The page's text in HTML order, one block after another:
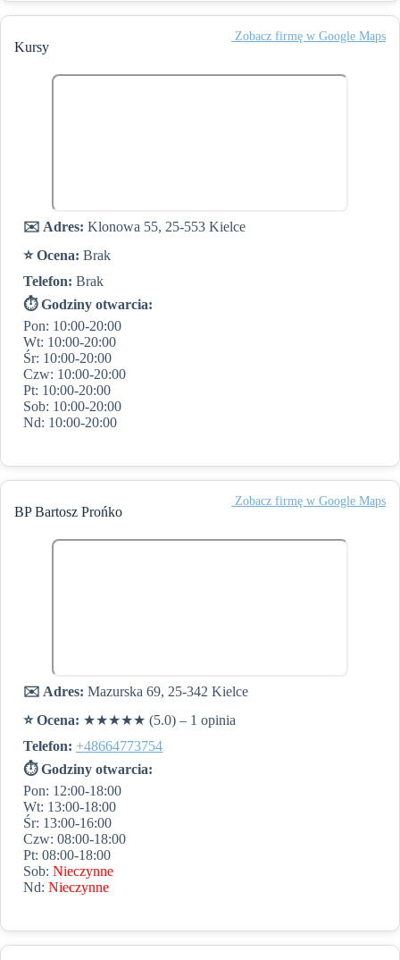
Kursy
️ Zobacz firmę w Google Maps
✉️ Adres: Klonowa 55, 25-553 Kielce
⭐️ Ocena: Brak
Telefon: Brak
⏱ Godziny otwarcia:
Pon: 10:00-20:00
Wt: 10:00-20:00
Śr: 10:00-20:00
Czw: 10:00-20:00
Pt: 10:00-20:00
Sob: 10:00-20:00
Nd: 10:00-20:00
BP Bartosz Prońko
️ Zobacz firmę w Google Maps
✉️ Adres: Mazurska 69, 25-342 Kielce
⭐️ Ocena: ★★★★★ (5.0) – 1 opinia
Telefon: +48664773754
⏱ Godziny otwarcia:
Pon: 12:00-18:00
Wt: 13:00-18:00
Śr: 13:00-16:00
Czw: 08:00-18:00
Pt: 08:00-18:00
Sob: Nieczynne
Nd: Nieczynne